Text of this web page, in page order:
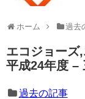
ホーム 過去
エコジョーズ
平成24年度 –
過去の記事